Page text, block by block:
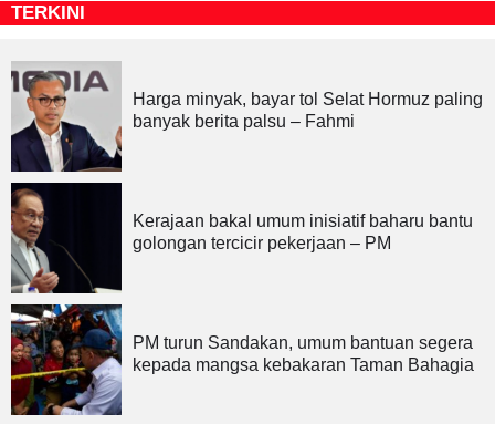
TERKINI
Harga minyak, bayar tol Selat Hormuz paling
banyak berita palsu – Fahmi
Kerajaan bakal umum inisiatif baharu bantu
golongan tercicir pekerjaan – PM
PM turun Sandakan, umum bantuan segera
kepada mangsa kebakaran Taman Bahagia